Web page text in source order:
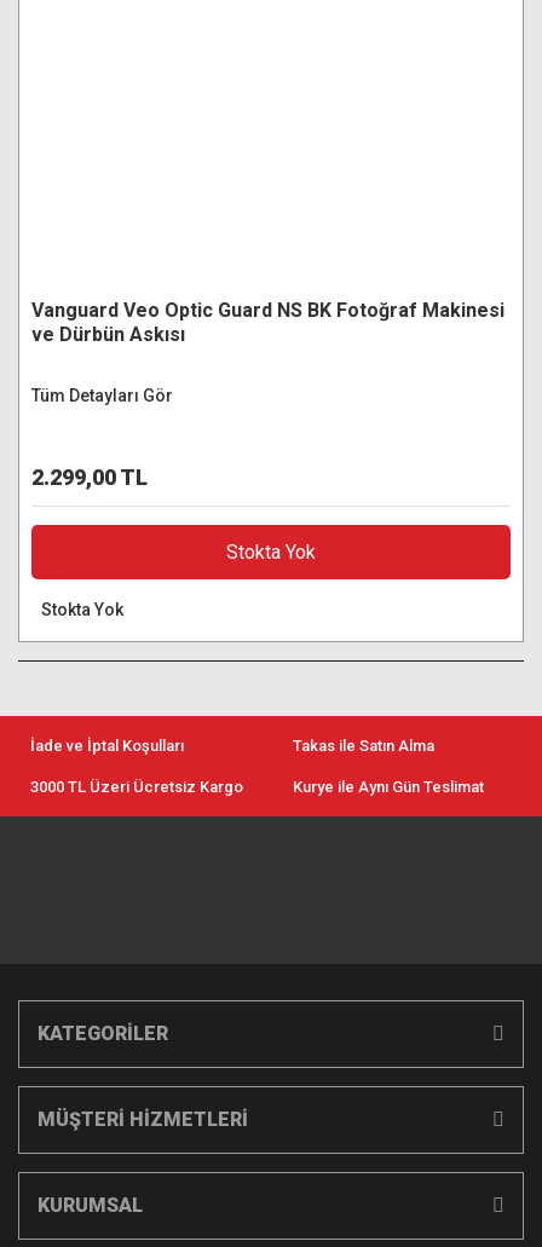
Vanguard Veo Optic Guard NS BK Fotoğraf Makinesi
ve Dürbün Askısı
Tüm Detayları Gör
2.299,00 TL
Stokta Yok
Stokta Yok
İade ve İptal Koşulları Takas ile Satın Alma
3000 TL Üzeri Ücretsiz Kargo Kurye ile Aynı Gün Teslimat
KATEGORİLER
MÜŞTERİ HİZMETLERİ
KURUMSAL